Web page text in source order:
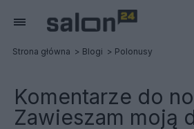
Strona główna Blogi Polonusy
Komentarze do
Zawieszam moją